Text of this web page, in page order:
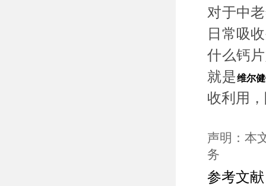
对于中
日常吸
什么钙
就是维尔
收利用
声明：本
务
参考文